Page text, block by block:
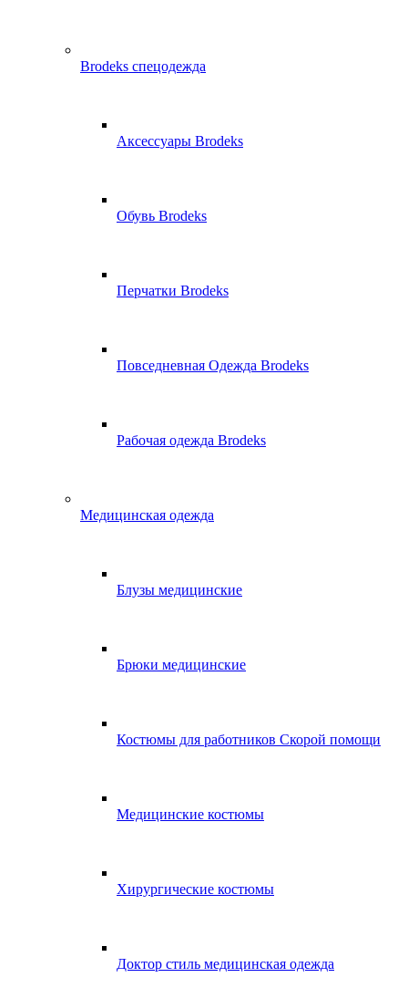
Brodeks спецодежда
Аксессуары Brodeks
Обувь Brodeks
Перчатки Brodeks
Повседневная Одежда Brodeks
Рабочая одежда Brodeks
Медицинская одежда
Блузы медицинские
Брюки медицинские
Костюмы для работников Скорой помощи
Медицинские костюмы
Хирургические костюмы
Доктор стиль медицинская одежда